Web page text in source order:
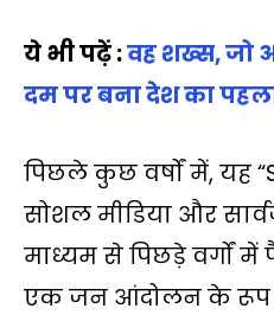
ये भी पढ़ें :वह शख्‍स, जो
दम पर बना देश का
पिछले कुछ वर्षों में, यह
सोशल मीडिया और
माध्यम से पिछड़े वर्गों
एक जन आंदोलन के रूप